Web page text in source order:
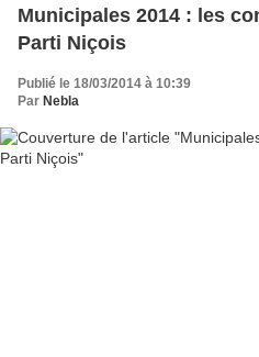
Municipales 2014 : les
Parti Niçois
Publié le 18/03/2014 à 10:39
Par Nebla